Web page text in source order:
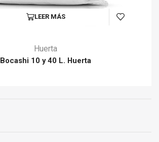
LEER MÁS
Huerta
Bocashi 10 y 40 L. Huerta